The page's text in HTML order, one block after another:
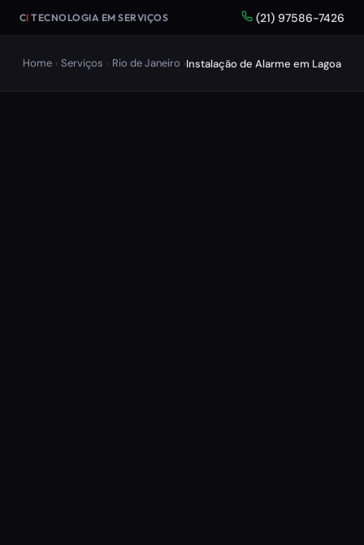
CI TECNOLOGIA EM SERVIÇOS (21) 97586-7426
Home › Serviços › Rio de Janeiro ›Instalação de Alarme em Lagoa